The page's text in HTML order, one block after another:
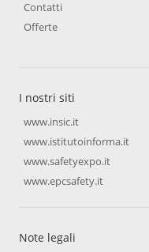
Contatti
Offerte
I nostri siti
www.insic.it
www.istitutoinforma.it
www.safetyexpo.it
www.epcsafety.it
Note legali